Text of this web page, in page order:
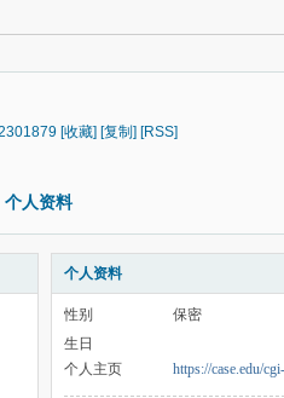
[收藏] [复制] [RSS]
个人资料
个人资料
性别
保密
生日
个人主页
https://case.edu/